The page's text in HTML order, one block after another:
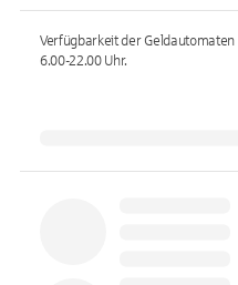
Verfügbarkeit der Geldautomaten
6.00-22.00Uhr.